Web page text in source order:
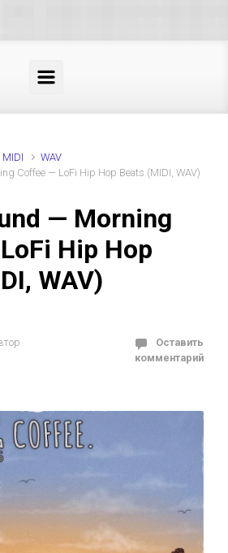
MIDI
WAV
Coffee — LoFi Hip Hop Beats (MIDI, WAV)
— Morning
Hip Hop
WAV)
Оставить
комментарий